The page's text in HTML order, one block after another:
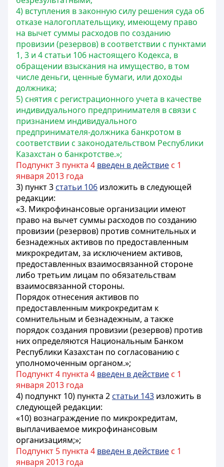
4) вступления в законную силу решения суда об
отказе налогоплательщику, имеющему право
на вычет суммы расходов по созданию
провизии (резервов) в соответствии с пунктами
1, 3 и 4 статьи 106 настоящего Кодекса, в
обращении взыскания на имущество, в том
числе деньги, ценные бумаги, или доходы
должника;
5) снятия с регистрационного учета в качестве
индивидуального предпринимателя в связи с
признанием индивидуального
предпринимателя-должника банкротом в
соответствии с законодательством Республики
Казахстан о банкротстве.»;
Подпункт 3 пункта 4 введен в действие с 1
января 2013 года
3) пункт 3 статьи 106 изложить в следующей
редакции:
«3. Микрофинансовые организации имеют
право на вычет суммы расходов по созданию
провизии (резервов) против сомнительных и
безнадежных активов по предоставленным
микрокредитам, за исключением активов,
предоставленных взаимосвязанной стороне
либо третьим лицам по обязательствам
взаимосвязанной стороны.
Порядок отнесения активов по
предоставленным микрокредитам к
сомнительным и безнадежным, а также
порядок создания провизии (резервов) против
них определяются Национальным Банком
Республики Казахстан по согласованию с
уполномоченным органом.»;
Подпункт 4 пункта 4 введен в действие с 1
января 2013 года
4) подпункт 10) пункта 2 статьи 143 изложить в
следующей редакции:
«10) вознаграждение по микрокредитам,
выплачиваемое микрофинансовым
организациям;»;
Подпункт 5 пункта 4 введен в действие с 1
января 2013 года